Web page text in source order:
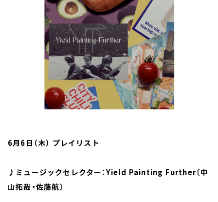
6月6日（木） プレイリスト
♪ミュージックセレクター：Yield Painting Further〔中
山拓哉・佐藤航〕